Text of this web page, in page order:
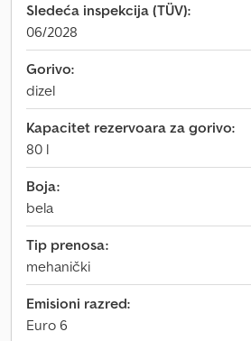
Sledeća inspekcija (TÜV):
06/2028
Gorivo:
dizel
Kapacitet rezervoara za gorivo:
80 l
Boja:
bela
Tip prenosa:
mehanički
Emisioni razred:
Euro 6